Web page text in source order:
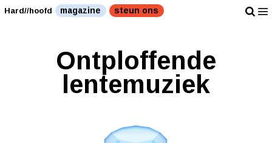
Hard//hoofd magazine steun ons
Ontploffende
lentemuziek